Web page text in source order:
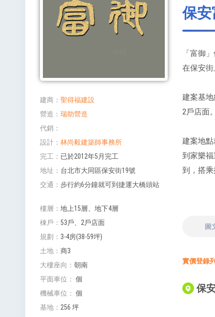
建商
聖得福建設
營造
瑞助營造
代銷
設計
林尚毅建築師事務所
完工
已於2012年5月完工
地址
台北市大同區保安街19號
交通
步行約6分鐘就可到捷運大橋頭站
樓層
地上15層、地下4層
棟戶
53戶、2戶店面
規劃
3-4房(38-59坪)
土地
商3
大樓座向
朝南
平面車位
個
機械車位
個
基地
256 坪
保
「富御
在保安街
建案基
2戶店面
建案地
到家樂
到，搭乘
圖
實價登錄
保